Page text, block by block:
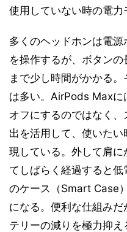
使用していない時の電力
多くのヘッドホンは電
を操作するが、ボタン
まで少し時間がかかる
は多い。AirPods Maxに
オフにするのではなく
出を活用して、使いた
現している。外して肩
てしばらく経過すると
のケース（Smart Case
になる。便利な仕組み
テリーの減りを極力抑